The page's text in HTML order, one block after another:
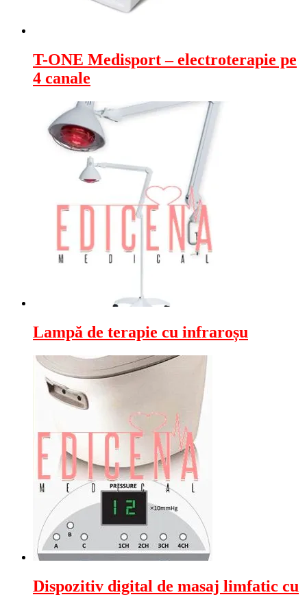
T-ONE Medisport – electroterapie pe
4 canale
Lampă de terapie cu infraroșu
Dispozitiv digital de masaj limfatic cu